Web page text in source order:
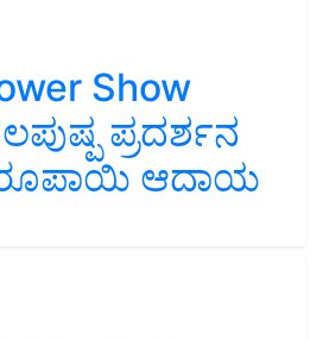
Show
ಪ್ರದರ್ಶನ
ರೂಪಾಯಿ ಆದಾಯ